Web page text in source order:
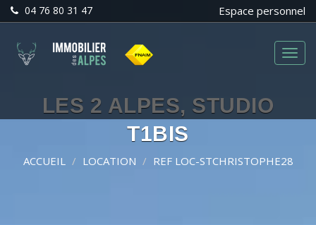
04 76 80 31 47 Espace personnel
Menu
LES 2 ALPES, STUDIO
T1BIS
ACCUEIL LOCATION REF LOC-STCHRISTOPHE28